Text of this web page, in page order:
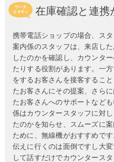
在庫確認と連携
携帯電話ショップの場合、ス
案内係のスタッフは、来店し
したのかを確認し、カウンタ
たりする役割があります。一
をするお客さんを接客するこ
たお客さんにその提案、さら
たお客さんへのサポートなど
係はカウンタースタッフに対
たのかを知らせ、スムーズに
ために、無線機がおすすめで
伝えに行くのは面倒ですし大
して話すだけでカウンタース